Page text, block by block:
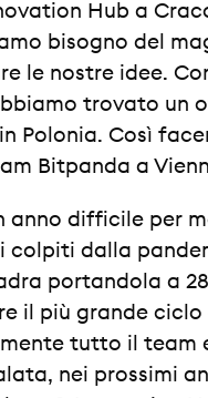
Hub a
bisogno del
le nostre idee.
trovato un
Polonia. Così
Bitpanda a
anno difficile per
colpiti dalla
portandola a
il più grande ciclo
tutto il team
nei prossimi